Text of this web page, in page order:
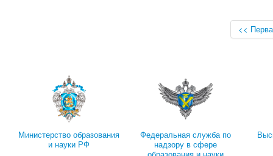
<<
Министерство образования
и науки РФ
Федеральная служба по
надзору в сфере